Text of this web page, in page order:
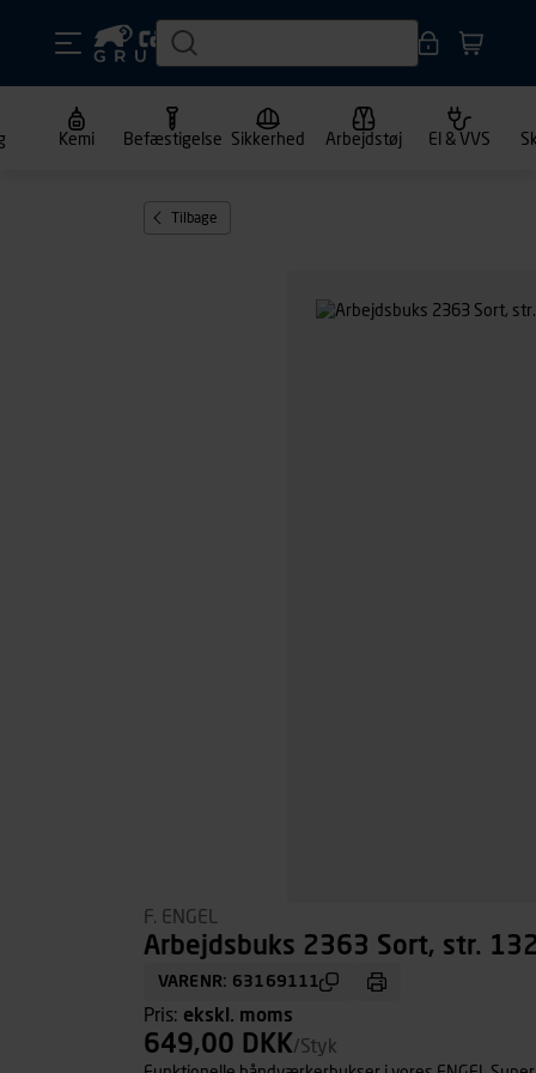
Kemi Befæstigelse Sikkerhed Arbejdstøj El & VVS
Tilbage
F. ENGEL
Arbejdsbuks 2363 Sort, str.
VARENR: 63169111
Pris: ekskl. moms
649,00 DKK/Styk